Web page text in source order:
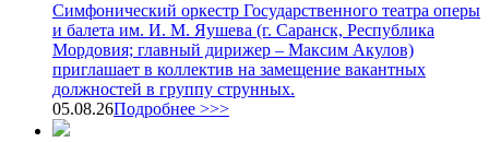
Симфонический оркестр Государственного театра оперы
и балета им. И. М. Яушева (г. Саранск, Республика
Мордовия; главный дирижер – Максим Акулов)
приглашает в коллектив на замещение вакантных
должностей в группу струнных.
05.08.26Подробнее >>>